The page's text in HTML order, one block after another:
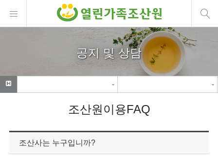
공지 및 상담
조산원이용FAQ
조산사는 누구입니까?